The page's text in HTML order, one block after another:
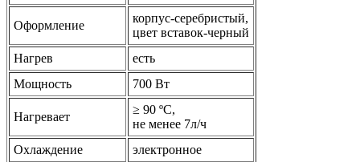
Оформление
корпус-серебристый,
цвет вставок-черный
Нагрев
есть
Мощность
700 Вт
Нагревает
≥ 90 ºС,
не менее 7л/ч
Охлаждение
электронное